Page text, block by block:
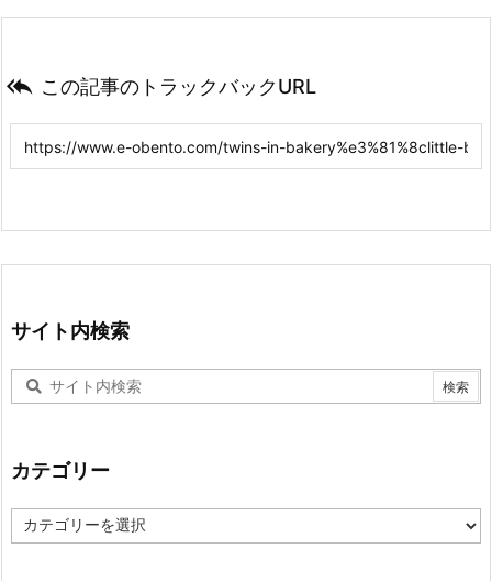
 この記事のトラックバックURL
サイト内検索
カテゴリー
テ